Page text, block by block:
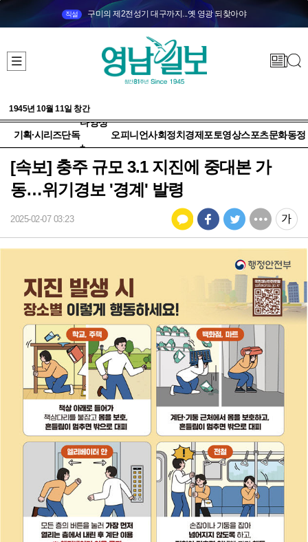
직설 구미의 제2전성기 대구까지...옛 영광 되찾아야
1945년 10월 11일 창간
기획·시리즈단독
다양성
+
오피니언사회정치 경제 포토영상스포츠문화동정
[속보] 충주 규모 3.1 지진에 중대본 가
동…위기경보 '경계' 발령
2025-02-07 03:23